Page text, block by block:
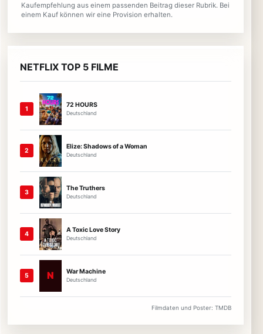
Kaufempfehlung aus einem passenden Beitrag dieser Rubrik. Bei
einem Kauf können wir eine Provision erhalten.
NETFLIX TOP 5 FILME
1 72 HOURS
Deutschland
2 Elize: Shadows of a Woman
Deutschland
3 The Truthers
Deutschland
4 A Toxic Love Story
Deutschland
5 N War Machine
Deutschland
Filmdaten und Poster: TMDB